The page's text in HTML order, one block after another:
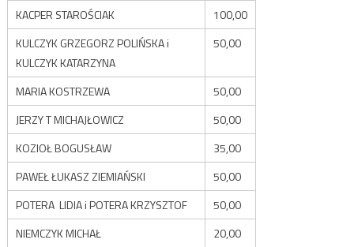
KACPER STAROŚCIAK
100,00
KULCZYK GRZEGORZ POLIŃSKA i
KULCZYK KATARZYNA
50,00
MARIA KOSTRZEWA
50,00
JERZY T MICHAJŁOWICZ
50,00
KOZIOŁ BOGUSŁAW
35,00
PAWEŁ ŁUKASZ ZIEMIAŃSKI
50,00
POTERA LIDIA i POTERA KRZYSZTOF
50,00
NIEMCZYK MICHAŁ
20,00